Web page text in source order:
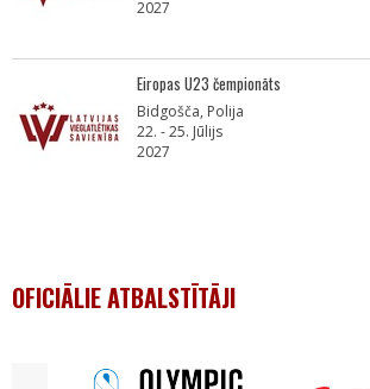
2027
Eiropas U23 čempionāts
Bidgošča, Polija
22. - 25. Jūlijs
2027
OFICIĀLIE ATBALSTĪTĀJI